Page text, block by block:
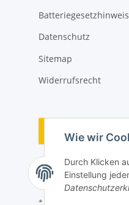
Wie wir
Durch Klicken
Einstellung
Datenschutz
Sitemap
Widerrufsrecht
Vertrag
* Alle Preise inkl.